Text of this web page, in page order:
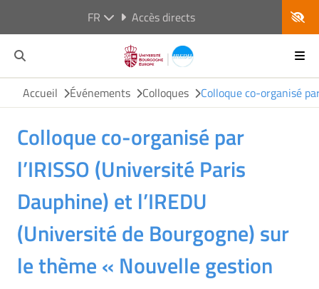
FR Accès directs
Accueil Événements Colloques Colloque co-organisé
Colloque co-organisé par
l’IRISSO (Université Paris
Dauphine) et l’IREDU
(Université de Bourgogne) sur
le thème « Nouvelle gestion